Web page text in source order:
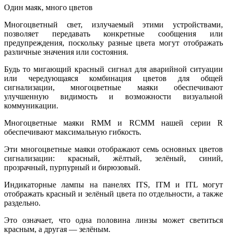
Один маяк, много цветов
Многоцветный свет, излучаемый этими устройствами,
позволяет передавать конкретные сообщения или
предупреждения, поскольку разные цвета могут отображать
различные значения или состояния.
Будь то мигающий красный сигнал для аварийной ситуации
или чередующаяся комбинация цветов для общей
сигнализации, многоцветные маяки обеспечивают
улучшенную видимость и возможности визуальной
коммуникации.
Многоцветные маяки RMM и RCMM нашей серии R
обеспечивают максимальную гибкость.
Эти многоцветные маяки отображают семь основных цветов
сигнализации: красный, жёлтый, зелёный, синий,
прозрачный, пурпурный и бирюзовый.
Индикаторные лампы на панелях ITS, ITM и ITL могут
отображать красный и зелёный цвета по отдельности, а также
раздельно.
Это означает, что одна половина линзы может светиться
красным, а другая — зелёным.